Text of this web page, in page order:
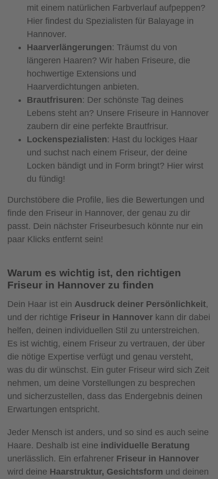
mit einem natürlichen Farbverlauf aufpeppen?
Hier findest du Spezialisten für Balayage in
Hannover.
Haarverlängerungen: Träumst du von
längeren Haaren? Wir haben Friseure, die
hochwertige Extensions und
Haarverdichtungen anbieten.
Brautfrisuren: Der schönste Tag deines
Lebens steht an? Unsere Friseure in Hannover
zaubern dir eine perfekte Brautfrisur.
Lockenspezialisten: Hast du lockiges Haar
und suchst nach einem Friseur, der deine
Locken bändigt und in Form bringt? Hier wirst
du fündig!
Durchstöbere die Profile, lies die Bewertungen und
finde den Friseur in Hannover, der genau zu dir
passt. Dein nächster Friseurbesuch könnte nur ein
paar Klicks entfernt sein!
Warum es wichtig ist, den richtigen
Friseur in Hannover zu finden
Dein Haar ist ein Ausdruck deiner Persönlichkeit,
und der richtige Friseur in Hannover kann dir dabei
helfen, deinen individuellen Stil zu unterstreichen.
Es ist wichtig, einem Friseur zu vertrauen, der über
die nötige Expertise verfügt und genau versteht,
was du dir wünschst. Ein guter Friseur wird sich Zeit
nehmen, um deine Vorstellungen zu besprechen
und sicherzustellen, dass das Endergebnis deinen
Erwartungen entspricht.
Jeder Mensch ist anders, und so sind es auch seine
Haare. Deshalb ist eine individuelle Beratung
unerlässlich. Ein erfahrener Friseur in Hannover
wird deine Haarstruktur, Gesichtsform und deinen